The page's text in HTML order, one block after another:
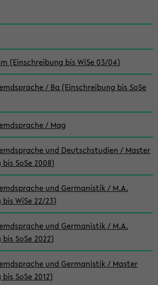
(Einschreibung bis WiSe 03/04)
/ Ba (Einschreibung bis SoSe
/ Mag
und Deutschstudien / Master
SoSe 2008)
und Germanistik / M.A.
WiSe 22/23)
und Germanistik / M.A.
SoSe 2022)
und Germanistik / Master
SoSe 2012)